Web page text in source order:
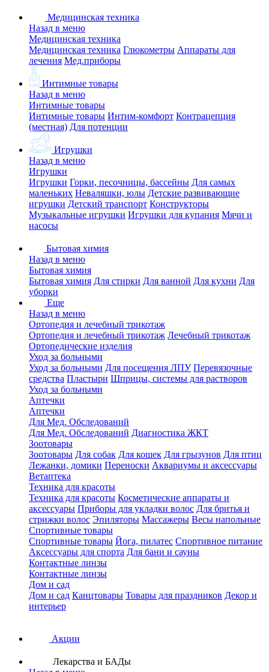
Медицинская техника
Назад в меню
Медицинская техника
Медицинская техника Глюкометры Аппараты для
лечения Мед.приборы
Интимные товары
Назад в меню
Интимные товары
Интимные товары Интим-комфорт Контрацепция
(местная) Для потенции
Игрушки
Назад в меню
Игрушки
Игрушки Горки, песочницы, бассейны Для самых
маленьких Неваляшки, юлы Детские развивающие
игрушки Детский транспорт Конструкторы
Музыкальные игрушки Игрушки для купания Мячи и
насосы
Бытовая химия
Назад в меню
Бытовая химия
Бытовая химия Для стирки Для ванной Для кухни Для
уборки
Еще
Назад в меню
Ортопедия и лечебный трикотаж
Ортопедия и лечебный трикотаж Лечебный трикотаж
Ортопедические изделия
Уход за больными
Уход за больными Для посещения ЛПУ Перевязочные
средства Пластыри Шприцы, системы для растворов
Уход за больными
Аптечки
Аптечки
Для Мед. Обследований
Для Мед. Обследований Диагностика ЖКТ
Зоотовары
Зоотовары Для собак Для кошек Для грызунов Для птиц
Лежанки, домики Переноски Аквариумы и аксессуары
Ветаптека
Техника для красоты
Техника для красоты Косметические аппараты и
аксессуары Приборы для укладки волос Для бритья и
стрижки волос Эпиляторы Массажеры Весы напольные
Спортивные товары
Спортивные товары Йога, пилатес Спортивное питание
Аксессуары для спорта Для бани и сауны
Контактные линзы
Контактные линзы
Дом и сад
Дом и сад Канцтовары Товары для праздников Декор и
интерьер
Акции
Лекарства и БАДы